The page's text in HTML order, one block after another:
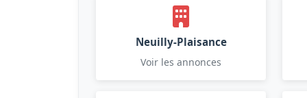
Neuilly-Plaisance
Voir les annonces